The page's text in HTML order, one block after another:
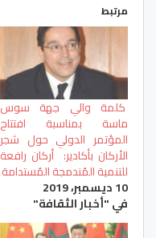
مرتبط
كلمة والي جهة سوس
ماسة بمناسبة افتتاح
المؤتمر الدولي حول شجر
الأركان بأكادير: أركان رافعة
للتنمية المُندمجة المُستدامة
10 ديسمبر، 2019
في "أخبار الثقافة"